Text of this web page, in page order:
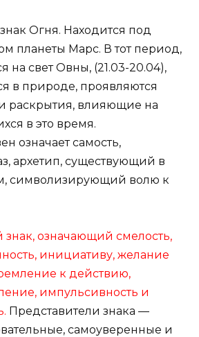
Огня. Находится под
планеты Марс. В тот период,
на свет Овны, (21.03-20.04),
в природе, проявляются
раскрытия, влияющие на
в это время.
означает самость,
архетип, существующий в
символизирующий волю к
означающий смелость,
инициативу, желание
к действию,
импульсивность и
Представители знака —
самоуверенные и